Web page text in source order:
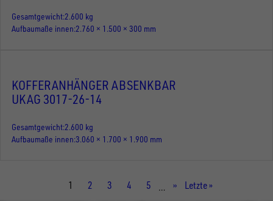
Gesamtgewicht 2.600 kg
Aufbaumaße innen 2.760 × 1.500 × 300 mm
KOFFERANHÄNGER ABSENKBAR
UKAG 3017-26-14
Gesamtgewicht 2.600 kg
Aufbaumaße innen 3.060 × 1.700 × 1.900 mm
Aktuelle
1 Seite
2 Seite
3 Seite
4 Seite
5 …
Nächste
››
Letzte
Letzte »